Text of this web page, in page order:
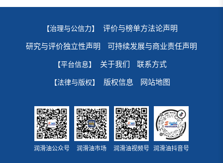
【治理与公信力】 评价与榜单方法论声明
研究与评价独立性声明 可持续发展与商业责任声明
【平台信息】 关于我们 联系方式
【法律与版权】 版权信息 网站地图
润滑油公众号 润滑油市场 润滑油视频号 润滑油抖音号